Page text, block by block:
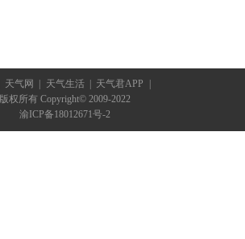
天气网 天气生活 天气君APP
版权所有 Copyright© 2009-2022
渝ICP备18012671号-2